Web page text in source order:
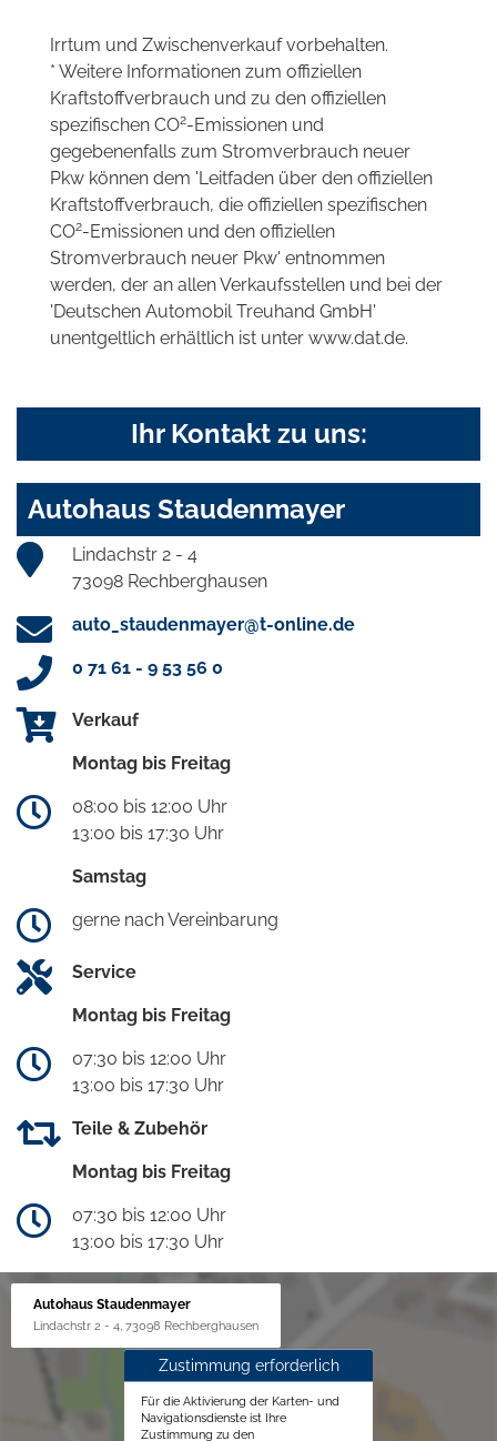
Irrtum und Zwischenverkauf vorbehalten.
* Weitere Informationen zum offiziellen
Kraftstoffverbrauch und zu den offiziellen
spezifischen CO2-Emissionen und
gegebenenfalls zum Stromverbrauch neuer
Pkw können dem 'Leitfaden über den offiziellen
Kraftstoffverbrauch, die offiziellen spezifischen
CO2-Emissionen und den offiziellen
Stromverbrauch neuer Pkw' entnommen
werden, der an allen Verkaufsstellen und bei der
'Deutschen Automobil Treuhand GmbH'
unentgeltlich erhältlich ist unter www.dat.de.
Ihr Kontakt zu uns:
Autohaus Staudenmayer
Lindachstr 2 - 4
73098 Rechberghausen
auto_staudenmayer@t-online.de
0 71 61 - 9 53 56 0
Verkauf
Montag bis Freitag
08:00 bis 12:00 Uhr
13:00 bis 17:30 Uhr
Samstag
gerne nach Vereinbarung
Service
Montag bis Freitag
07:30 bis 12:00 Uhr
13:00 bis 17:30 Uhr
Teile & Zubehör
Montag bis Freitag
07:30 bis 12:00 Uhr
13:00 bis 17:30 Uhr
Autohaus Staudenmayer
Lindachstr 2 - 4, 73098 Rechberghausen
Zustimmung erforderlich
Für die Aktivierung der Karten- und
Navigationsdienste ist Ihre
Zustimmung zu den